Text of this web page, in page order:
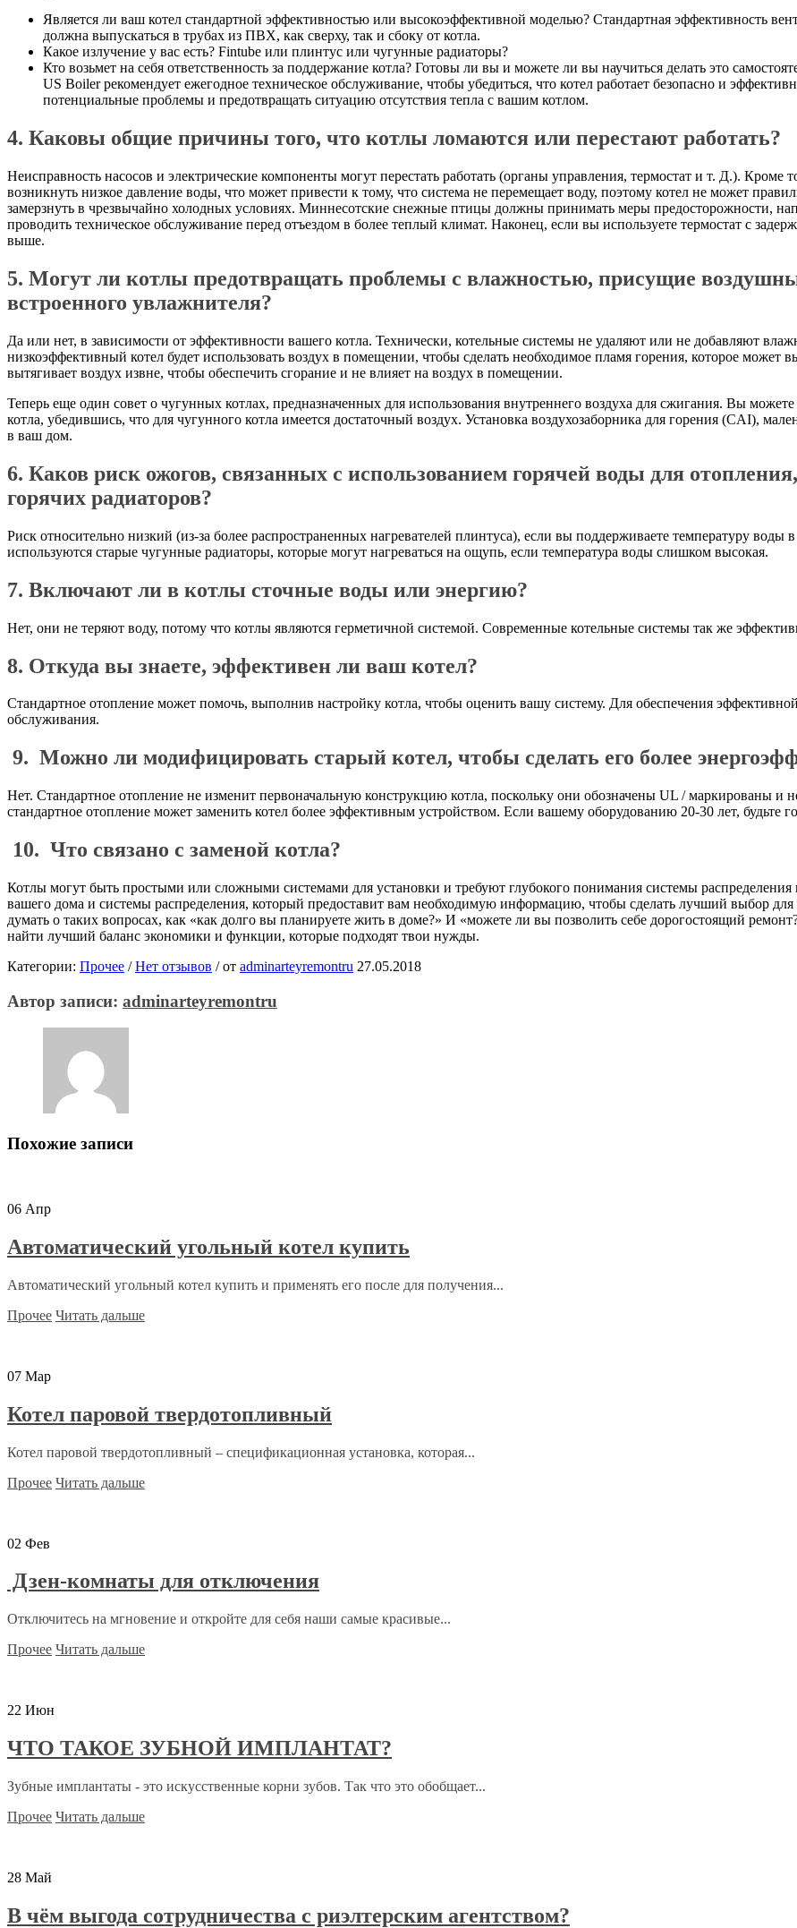
Является ли ваш котел стандартной эффективностью или высокоэффективной моделью? Стандартная эффективность
должна выпускаться в трубах из ПВХ, как сверху, так и сбоку от котла.
Какое излучение у вас есть? Fintube или плинтус или чугунные радиаторы?
Кто возьмет на себя ответственность за поддержание котла? Готовы ли вы и можете ли вы научиться делать это
US Boiler рекомендует ежегодное техническое обслуживание, чтобы убедиться, что котел работает безопасно и
потенциальные проблемы и предотвращать ситуацию отсутствия тепла с вашим котлом.
4. Каковы общие причины того, что котлы ломаются или перестают работать?
Неисправность насосов и электрические компоненты могут перестать работать (органы управления, термостат и т. Д.).
возникнуть низкое давление воды, что может привести к тому, что система не перемещает воду, поэтому котел не может
замерзнуть в чрезвычайно холодных условиях. Миннесотские снежные птицы должны принимать меры предосторожности,
проводить техническое обслуживание перед отъездом в более теплый климат. Наконец, если вы используете термостат с
выше.
5. Могут ли котлы предотвращать проблемы с влажностью, присущие
встроенного увлажнителя?
Да или нет, в зависимости от эффективности вашего котла. Технически, котельные системы не удаляют или не добавляют
низкоэффективный котел будет использовать воздух в помещении, чтобы сделать необходимое пламя горения, которое
вытягивает воздух извне, чтобы обеспечить сгорание и не влияет на воздух в помещении.
Теперь еще один совет о чугунных котлах, предназначенных для использования внутреннего воздуха для сжигания. Вы
котла, убедившись, что для чугунного котла имеется достаточный воздух. Установка воздухозаборника для горения (CAI),
в ваш дом.
6. Каков риск ожогов, связанных с использованием горячей воды для
горячих радиаторов?
Риск относительно низкий (из-за более распространенных нагревателей плинтуса), если вы поддерживаете температуру
используются старые чугунные радиаторы, которые могут нагреваться на ощупь, если температура воды слишком высокая.
7. Включают ли в котлы сточные воды или энергию?
Нет, они не теряют воду, потому что котлы являются герметичной системой. Современные котельные системы так же
8. Откуда вы знаете, эффективен ли ваш котел?
Стандартное отопление может помочь, выполнив настройку котла, чтобы оценить вашу систему. Для обеспечения
обслуживания.
9. Можно ли модифицировать старый котел, чтобы сделать его более
Нет. Стандартное отопление не изменит первоначальную конструкцию котла, поскольку они обозначены UL / маркированы
стандартное отопление может заменить котел более эффективным устройством. Если вашему оборудованию 20-30 лет, будьте
10. Что связано с заменой котла?
Котлы могут быть простыми или сложными системами для установки и требуют глубокого понимания системы
вашего дома и системы распределения, который предоставит вам необходимую информацию, чтобы сделать лучший выбор
думать о таких вопросах, как «как долго вы планируете жить в доме?» И «можете ли вы позволить себе дорогостоящий
найти лучший баланс экономики и функции, которые подходят твои нужды.
Категории: Прочее / Нет отзывов /от adminarteyremontru 27.05.2018
Автор записи: adminarteyremontru
Похожие записи
06 Апр
Автоматический угольный котел купить
Автоматический угольный котел купить и применять его после для получения...
Прочее Читать дальше
07 Мар
Котел паровой твердотопливный
Котел паровой твердотопливный – спецификационная установка, которая...
Прочее Читать дальше
02 Фев
Дзен-комнаты для отключения
Отключитесь на мгновение и откройте для себя наши самые красивые...
Прочее Читать дальше
22 Июн
ЧТО ТАКОЕ ЗУБНОЙ ИМПЛАНТАТ?
Зубные имплантаты - это искусственные корни зубов. Так что это обобщает...
Прочее Читать дальше
28 Май
В чём выгода сотрудничества с риэлтерским агентством?